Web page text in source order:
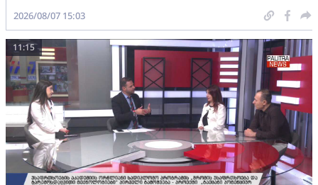
2026/08/07 15:03
11:15